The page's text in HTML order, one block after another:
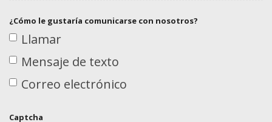
¿Cómo le gustaría comunicarse con nosotros?
Llamar
Mensaje de texto
Correo electrónico
Captcha